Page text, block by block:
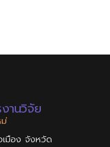
านวิจัย
มือง จังหวัด